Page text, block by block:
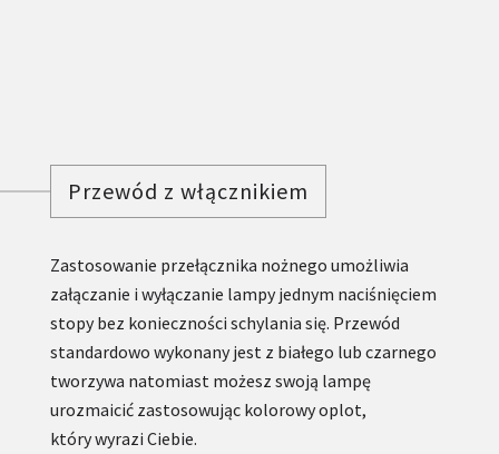
Przewód z włącznikiem
Zastosowanie przełącznika nożnego umożliwia
załączanie i wyłączanie lampy jednym naciśnięciem
stopy bez konieczności schylania się. Przewód
standardowo wykonany jest z białego lub czarnego
tworzywa natomiast możesz swoją lampę
urozmaicić zastosowując kolorowy oplot,
który wyrazi Ciebie.